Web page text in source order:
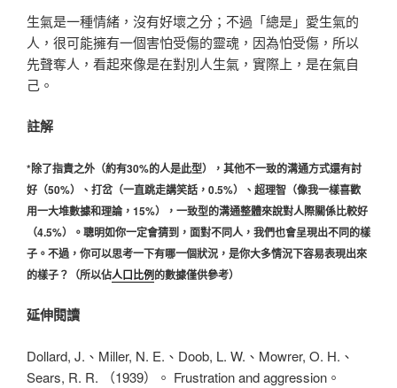
生氣是一種情緒，沒有好壞之分；不過「總是」愛生氣的
人，很可能擁有一個害怕受傷的靈魂，因為怕受傷，所以
先聲奪人，看起來像是在對別人生氣，實際上，是在氣自
己。
註解
*除了指責之外（約有30%的人是此型），其他不一致的溝通方式還有討
好（50%）、打岔（一直跳走講笑話，0.5%）、超理智（像我一樣喜歡
用一大堆數據和理論，15%），一致型的溝通整體來說對人際關係比較好
（4.5%）。聰明如你一定會猜到，面對不同人，我們也會呈現出不同的樣
子。不過，你可以思考一下有哪一個狀況，是你大多情況下容易表現出來
的樣子？（所以佔人口比例的數據僅供參考）
延伸閱讀
Dollard, J.、Miller, N. E.、Doob, L. W.、Mowrer, O. H.、
Sears, R. R. （1939）。 Frustration and aggression。